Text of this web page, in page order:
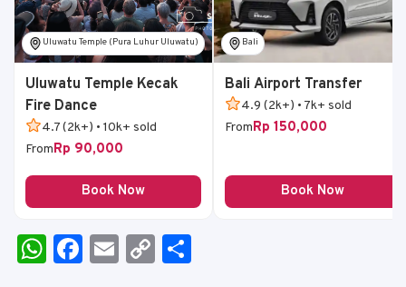
Uluwatu Temple (Pura Luhur Uluwatu)
Uluwatu Temple Kecak
Fire Dance
4.7 (2k+) • 10k+ sold
FromRp 90,000
Book Now
Bali
Bali Airport Transfer
4.9 (2k+) • 7k+ sold
FromRp 150,000
Book Now
W
h
F
a
E
m
C
o